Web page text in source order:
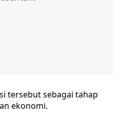
tersebut sebagai tahap
ekonomi.